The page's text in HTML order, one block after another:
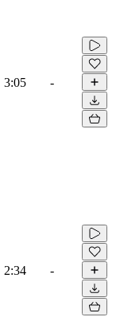
3:05 -
2:34 -